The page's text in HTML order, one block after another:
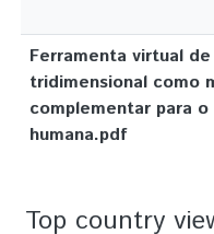
Ferramenta virtual
tridimensional como
complementar para
humana.pdf
Top country